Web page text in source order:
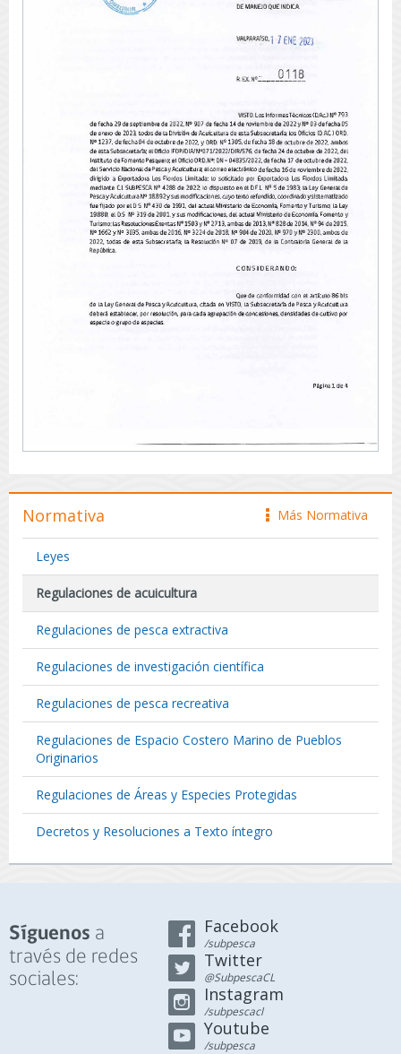
icono
Más Normativa
Normativa
Leyes
Regulaciones de acuicultura
Regulaciones de pesca extractiva
Regulaciones de investigación científica
Regulaciones de pesca recreativa
Regulaciones de Espacio Costero Marino de Pueblos
Originarios
Regulaciones de Áreas y Especies Protegidas
Decretos y Resoluciones a Texto íntegro
Síguenos a
través de redes
sociales:
Facebook
/subpesca
Twitter
@SubpescaCL
Instagram
/subpescacl
Youtube
/subpesca